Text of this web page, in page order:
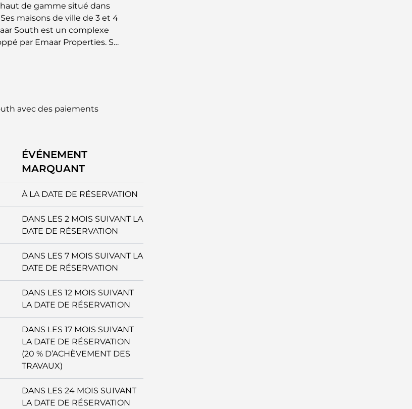
de gamme situé dans
maisons de ville de 3 et 4
South est un complexe
par Emaar Properties. Ses
idéal. Les maisons de ville
de larges fenêtres offrant
profitent d'un style
accès facile aux
immobilier sur plan
l'aéroport international Al
fait l'endroit idéal pour ceux
avec des paiements
ÉVÉNEMENT
MARQUANT
À LA DATE DE RÉSERVATION
DANS LES 2 MOIS SUIVANT LA
DATE DE RÉSERVATION
DANS LES 7 MOIS SUIVANT LA
DATE DE RÉSERVATION
DANS LES 12 MOIS SUIVANT
LA DATE DE RÉSERVATION
DANS LES 17 MOIS SUIVANT
LA DATE DE RÉSERVATION
(20 % D’ACHÈVEMENT DES
TRAVAUX)
DANS LES 24 MOIS SUIVANT
LA DATE DE RÉSERVATION